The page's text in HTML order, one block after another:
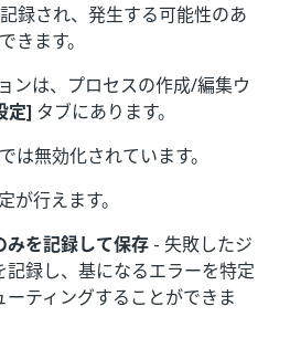
録され、発生する可能性のあ
きます。
ンは、プロセスの作成/編集ウ
定] タブにあります。
は無効化されています。
が行えます。
みを記録して保存 - 失敗したジ
記録し、基になるエラーを特定
ーティングすることができま